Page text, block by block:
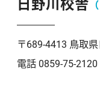
日野川校舎
〒689-4413 鳥取
電話 0859-75-